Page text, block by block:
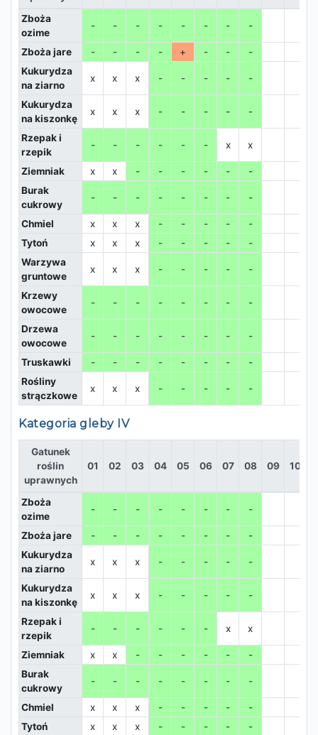
Zboża
ozime
- - - - - - - -
Zboża jare - - - - + - -
-
Kukurydza
na ziarno
x x x - - - - -
Kukurydza
na kiszonkę
x x x - - - - -
Rzepak i
rzepik
- - - - - - x x
Ziemniak x x - - - - -
-
Burak
cukrowy
- - - - - - - -
Chmiel x x x - - - -
-
Tytoń
x x x - - - -
-
Warzywa
gruntowe
x x x - - - - -
Krzewy
owocowe
- - - - - - - -
Drzewa
owocowe
- - - - - - - -
Truskawki - - - - - - -
-
Rośliny
strączkowe
x x x - - - - -
Kategoria gleby IV
Gatunek
roślin
uprawnych
01 02 03 04 05 06 07 08 09 10
Zboża
ozime
- - - - - - - -
Zboża jare - - - - - - -
-
Kukurydza
na ziarno
x x x - - - - -
Kukurydza
na kiszonkę
x x x - - - - -
Rzepak i
rzepik
- - - - - - x x
Ziemniak x x - - - - -
-
Burak
cukrowy
- - - - - - - -
Chmiel x x x - - - -
-
Tytoń
x x x - - - -
-